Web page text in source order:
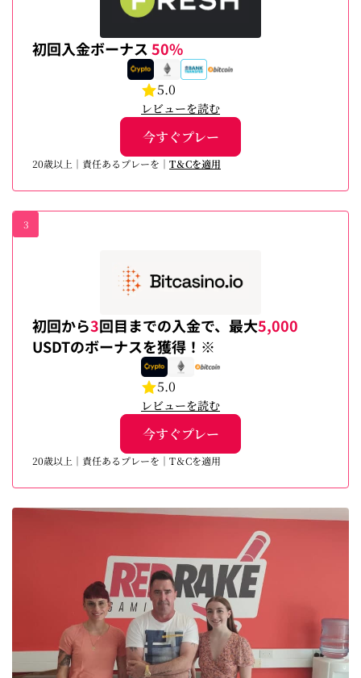
初回入金ボーナス50%
5.0
レビューを読む
今すぐプレー
20歳以上｜責任あるプレーを｜ T＆Cを適用
3
初回から3回目までの入金で、最大5,000
USDTのボーナスを獲得！※
5.0
レビューを読む
今すぐプレー
20歳以上｜責任あるプレーを｜T＆Cを適用